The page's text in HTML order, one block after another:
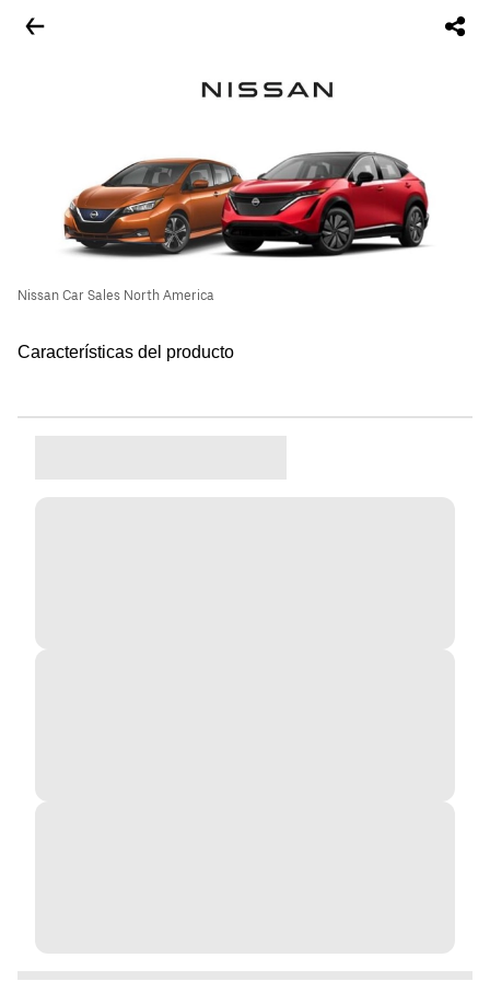
Nissan Car Sales North America
Características del producto